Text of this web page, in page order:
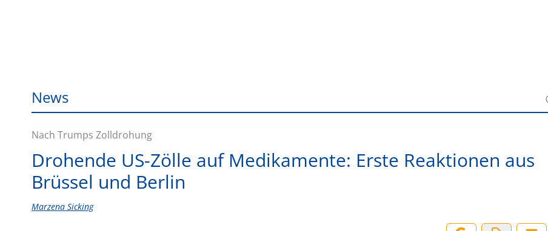
News
Nach Trumps Zolldrohung
Drohende US-Zölle auf Medikamente: Erste Reaktionen aus
Brüssel und Berlin
Marzena Sicking